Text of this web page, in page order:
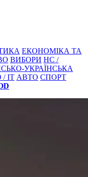
ЕКОНОМІКА ТА
ВИБОРИ НС /
УКРАЇНСЬКА
IT АВТО СПОРТ